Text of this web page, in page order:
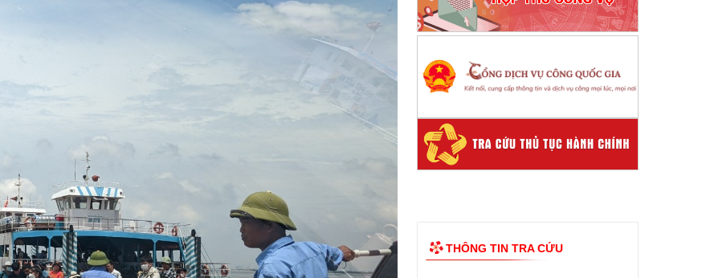
THÔNG TIN TRA CỨU